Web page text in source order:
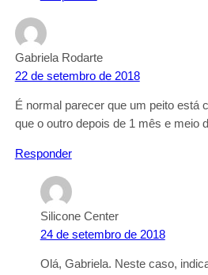
Gabriela Rodarte
22 de setembro de 2018
É normal parecer que um peito está
que o outro depois de 1 mês e meio
Responder
Silicone Center
24 de setembro de 2018
Olá, Gabriela. Neste caso,